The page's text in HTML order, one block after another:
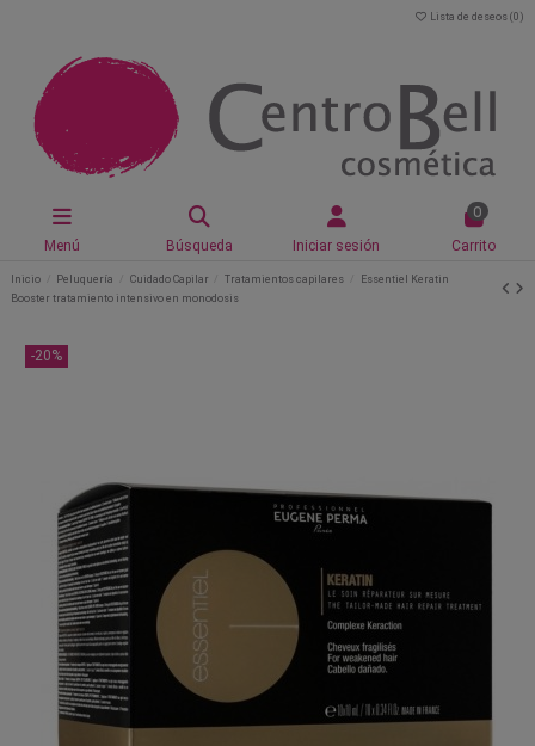
Lista de deseos (0 )
Menú Búsqueda Iniciar sesión
0
Carrito
Inicio Peluquería Cuidado Capilar Tratamientos capilares
Essentiel Keratin
Booster tratamiento intensivo en monodosis
-20%